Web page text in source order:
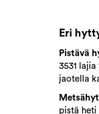
Eri
Pistävä
3531
jaotella
pistä